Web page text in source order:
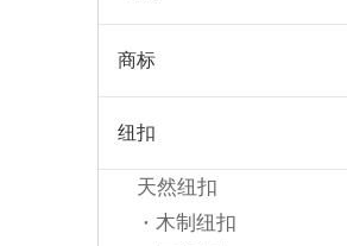
商标
纽扣
天然纽扣
木制纽扣